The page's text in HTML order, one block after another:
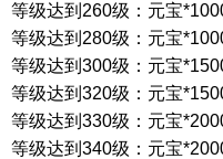
等级达到 260级：元宝
等级达到 280级：元宝
等级达到 300级：元宝
等级达到 320级：元宝
等级达到 330级：元宝
等级达到 340级：元宝